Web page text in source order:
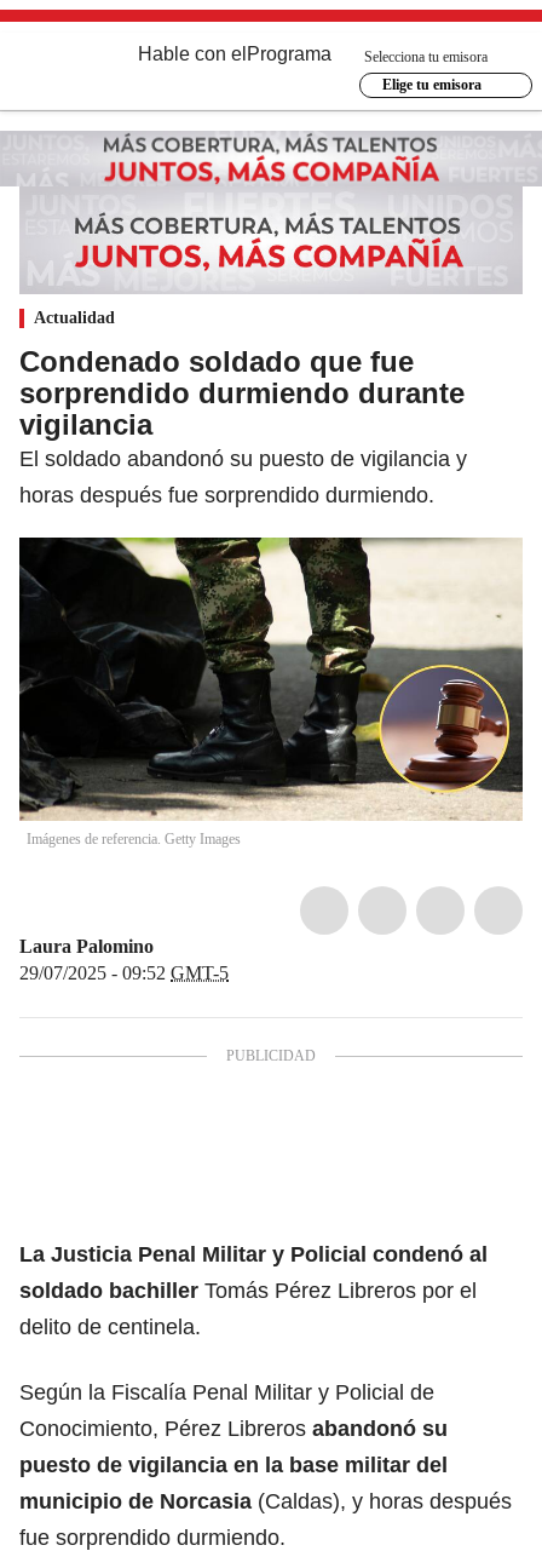
Hable con el Programa
Selecciona tu emisora
Elige tu emisora
Actualidad
Condenado soldado que fue
sorprendido durmiendo durante
vigilancia
El soldado abandonó su puesto de vigilancia y
horas después fue sorprendido durmiendo.
Imágenes de referencia. Getty Images
Laura Palomino
29/07/2025 - 09:52 GMT-5
La Justicia Penal Militar y Policial condenó al
soldado bachiller Tomás Pérez Libreros por el
delito de centinela.
Según la Fiscalía Penal Militar y Policial de
Conocimiento, Pérez Libreros abandonó su
puesto de vigilancia en la base militar del
municipio de Norcasia (Caldas), y horas después
fue sorprendido durmiendo.